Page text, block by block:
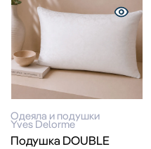
Одеяла и подушки
Yves Delorme
Подушка DOUBLE